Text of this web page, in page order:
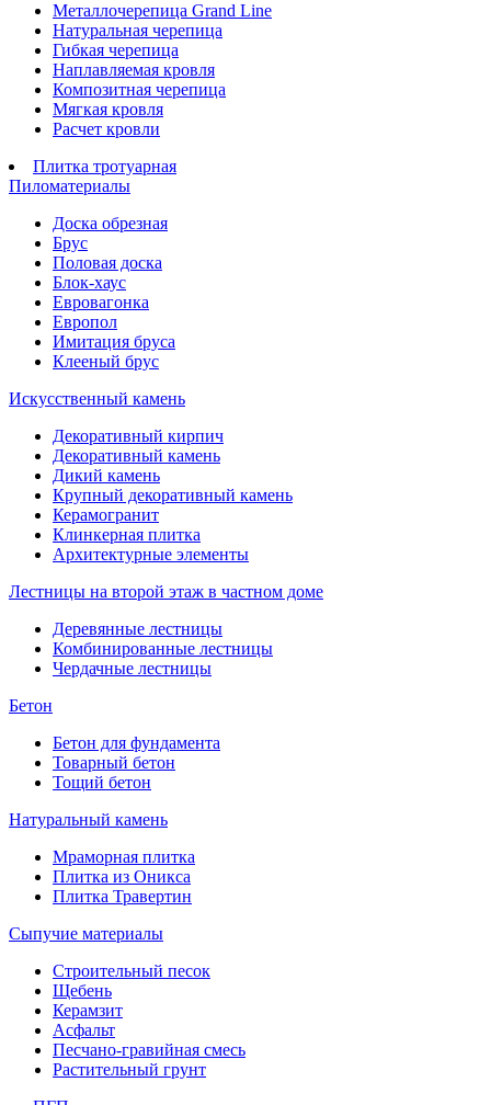
Металлочерепица Grand Line
Натуральная черепица
Гибкая черепица
Наплавляемая кровля
Композитная черепица
Мягкая кровля
Расчет кровли
Плитка тротуарная
Пиломатериалы
Доска обрезная
Брус
Половая доска
Блок-хаус
Евровагонка
Европол
Имитация бруса
Клееный брус
Искусственный камень
Декоративный кирпич
Декоративный камень
Дикий камень
Крупный декоративный камень
Керамогранит
Клинкерная плитка
Архитектурные элементы
Лестницы на второй этаж в частном доме
Деревянные лестницы
Комбинированные лестницы
Чердачные лестницы
Бетон
Бетон для фундамента
Товарный бетон
Тощий бетон
Натуральный камень
Мраморная плитка
Плитка из Оникса
Плитка Травертин
Сыпучие материалы
Строительный песок
Щебень
Керамзит
Асфальт
Песчано-гравийная смесь
Растительный грунт